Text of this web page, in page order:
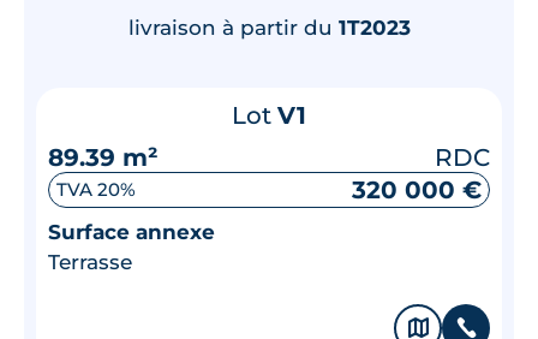
livraison à partir du 1T2023
Lot V1
89.39 m²
RDC
TVA 20% 320 000 €
Surface annexe
Terrasse
🗞 📞